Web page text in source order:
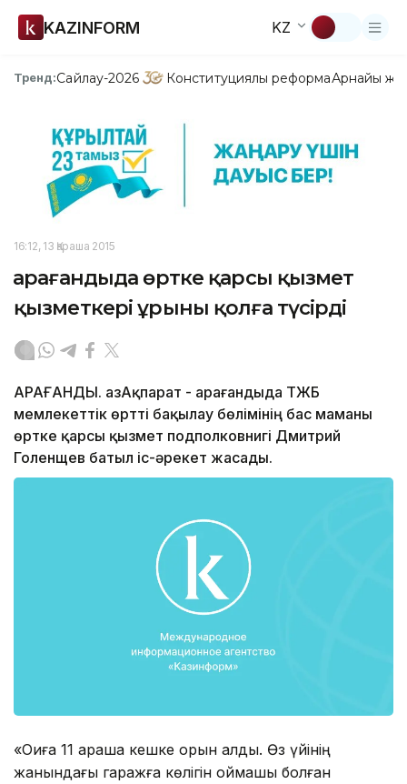
KAZINFORM KZ
Тренд:Сайлау-2026 Конституциялық реформаАрнайы
16:12, 13 Қараша 2015
Қарағандыда өртке қарсы қызмет
қызметкері ұрыны қолға түсірді
ҚАРАҒАНДЫ. ҚазАқпарат - Қарағандыда ТЖБ
мемлекеттік өртті бақылау бөлімінің бас маманы
өртке қарсы қызмет подполковнигі Дмитрий
Голенщев батыл іс-әрекет жасады.
«Оқиға 11 қараша кешке орын алды. Өз үйінің
жанындағы гаражға көлігін қоймақшы болған